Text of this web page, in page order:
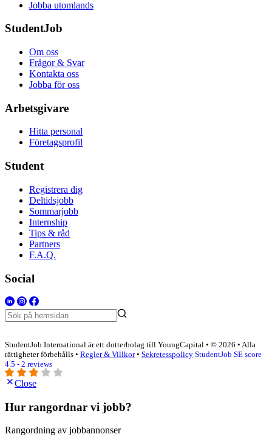
Jobba utomlands
StudentJob
Om oss
Frågor & Svar
Kontakta oss
Jobba för oss
Arbetsgivare
Hitta personal
Företagsprofil
Student
Registrera dig
Deltidsjobb
Sommarjobb
Internship
Tips & råd
Partners
F.A.Q.
Social
StudentJob International är ett dotterbolag till YoungCapital • © 2026 • Alla
rättigheter förbehålls • Regler & Villkor• Sekretesspolicy StudentJob SE score
4.5 - 2 reviews
Close
Hur rangordnar vi jobb?
Rangordning av jobbannonser